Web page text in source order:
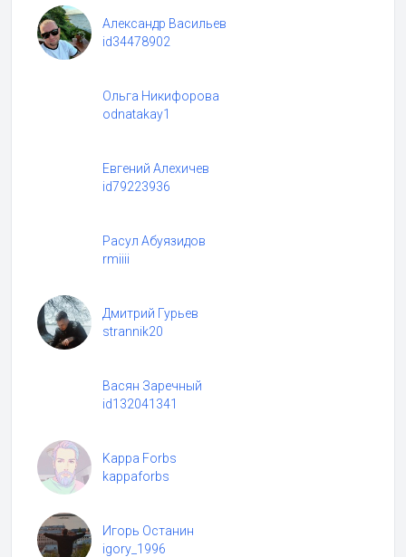
Александр Васильев
id34478902
Ольга Никифорова
odnatakay1
Евгений Алехичев
id79223936
Расул Абуязидов
rmiiii
Дмитрий Гурьев
strannik20
Васян Заречный
id132041341
Kappa Forbs
kappaforbs
Игорь Останин
igory_1996